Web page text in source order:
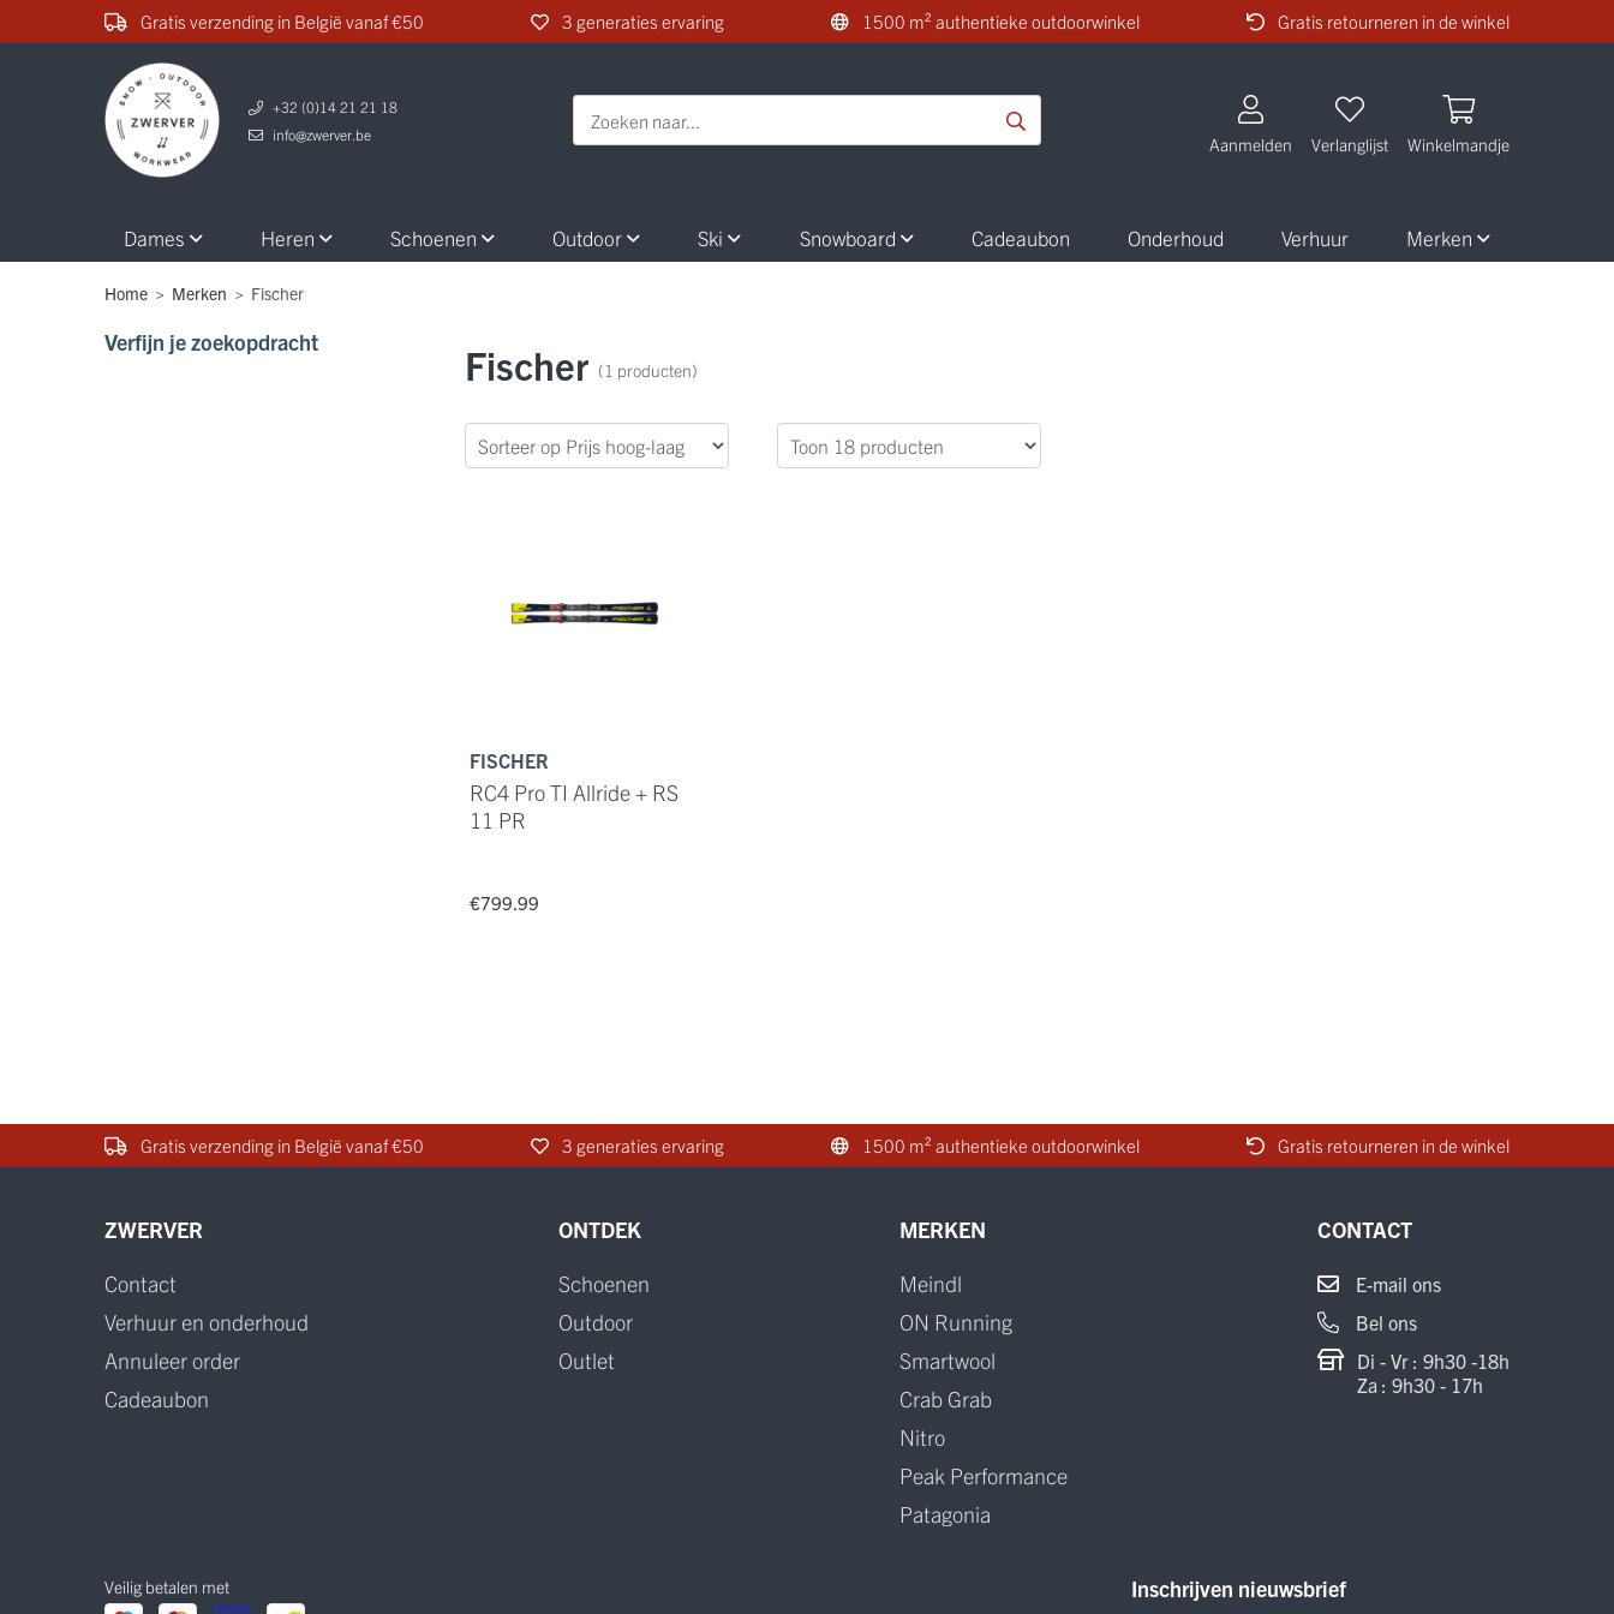
Gratis verzending in België vanaf €50 3 generaties ervaring 1500 m² authentieke outdoorwinkel Gratis retourneren in de winkel
+32 (0)14 21 21 18
info@zwerver.be
Aanmelden Verlanglijst Winkelmandje
Dames Heren Schoenen Outdoor Ski Snowboard Cadeaubon Onderhoud Verhuur Merken
Home > Merken > Fischer
Verfijn je zoekopdracht Fischer (1 producten)
FISCHER
RC4 Pro TI Allride + RS
11 PR
€799.99
Gratis verzending in België vanaf €50 3 generaties ervaring 1500 m² authentieke outdoorwinkel Gratis retourneren in de winkel
ZWERVER
Contact
Verhuur en onderhoud
Annuleer order
Cadeaubon
ONTDEK
Schoenen
Outdoor
Outlet
MERKEN
Meindl
ON Running
Smartwool
Crab Grab
Nitro
Peak Performance
Patagonia
CONTACT
E-mail ons
Bel ons
Di - Vr : 9h30 -18h
Za : 9h30 - 17h
Veilig betalen met Inschrijven nieuwsbrief